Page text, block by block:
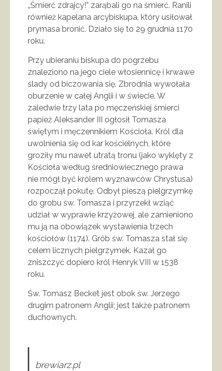
„Śmierć zdrajcy!” zarąbali go na śmierć. Ranili
również kapelana arcybiskupa, który usiłował
prymasa bronić. Działo się to 29 grudnia 1170
roku.
Przy ubieraniu biskupa do pogrzebu
znaleziono na jego ciele włosiennicę i krwawe
ślady od biczowania się. Zbrodnia wywołała
oburzenie w całej Anglii i w świecie. W
zaledwie trzy lata po męczeńskiej śmierci
papież Aleksander III ogłosił Tomasza
świętym i męczennikiem Kościoła. Król dla
uwolnienia się od kar kościelnych, które
groziły mu nawet utratą tronu (jako wyklęty z
Kościoła według średniowiecznego prawa
nie mógł być królem wyznawców Chrystusa)
rozpoczął pokutę. Odbył pieszą pielgrzymkę
do grobu św. Tomasza i przyrzekł wziąć
udział w wyprawie krzyżowej, ale zamieniono
mu ją na obowiązek wystawienia trzech
kościołów (1174). Grób św. Tomasza stał się
celem licznych pielgrzymek. Kazał go
zniszczyć dopiero król Henryk VIII w 1538
roku.
Św. Tomasz Becket jest obok św. Jerzego
drugim patronem Anglii; jest także patronem
duchownych.
brewiarz.pl